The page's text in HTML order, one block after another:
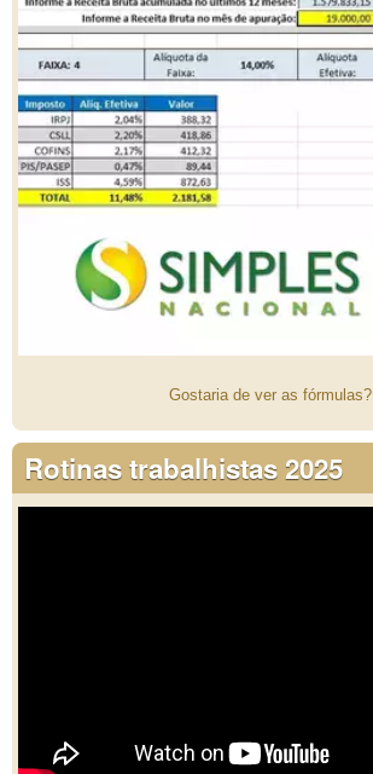
Gostaria de ver as fórmulas?
Rotinas trabalhistas 2025